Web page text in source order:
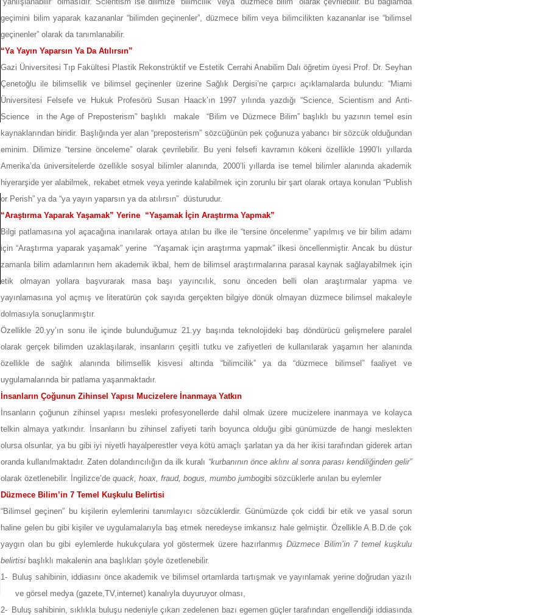
geçimini bilim yaparak kazananlar “bilimden geçinenler”, düzmece bilim veya bilimcilikten kazananlar ise “bilimsel
geçinenler” olarak da tanımlanabilir.
“Ya Yayın Yaparsın Ya Da Atılırsın”
Gazi Üniversitesi Tıp Fakültesi Plastik Rekonstrüktif ve Estetik Cerrahi Anabilim Dalı öğretim üyesi Prof. Dr. Seyhan
Çenetoğlu ile bilimsellik ve bilimsel geçinenler üzerine Sağlık Dergisi’ne çarpıcı açıklamalarda bulundu: “Miami
Üniversitesi Felsefe ve Hukuk Profesörü Susan Haack’ın 1997 yılında yazdığı “Science, Scientism and Anti-
Science in the Age of Preposterism” başlıklı makale “Bilim ve Düzmece Bilim” başlıklı bu yazının temel esin
kaynaklarından biridir. Başlığında yer alan “preposterism” sözcüğünün pek çoğunuza yabancı bir sözcük olduğundan
eminim. Dilimize “tersine önceleme” olarak çevrilebilir. Bu yeni felsefi kavramın kökeni özellikle 1990’lı yıllarda
Amerika’da üniversitelerde özellikle sosyal bilimler alanında, 2000’li yıllarda ise temel bilimler alanında akademik
hiyerarşide yer alabilmek, rekabet etmek veya yerinde kalabilmek için zorunlu bir şart olarak ortaya konulan “Publish
or Perish” ya da “ya yayın yaparsın ya da atılırsın” düsturudur.
“Araştırma Yaparak Yaşamak” Yerine “Yaşamak İçin Araştırma Yapmak”
Bilgi patlamasına yol açacağına inanılarak ortaya atılan bu ilke ile “tersine öncelenme” yapılmış ve bir bilim adamı
için “Araştırma yaparak yaşamak” yerine “Yaşamak için araştırma yapmak” ilkesi öncellenmiştir. Ancak bu düstur
zamanla bilim adamlarının hem akademik ikbal, hem de bilimsel araştırmalarına parasal kaynak sağlayabilmek için
etik olmayan yollara başvurarak masa başı yayıncılık, sonu önceden belli olan araştırmalar yapma ve
yayınlamasına yol açmış ve literatürün çok sayıda gerçekten bilgiye dönük olmayan düzmece bilimsel makaleyle
dolmasıyla sonuçlanmıştır.
Özellikle 20.yy’ın sonu ile içinde bulunduğumuz 21.yy başında teknolojideki baş döndürücü gelişmelere paralel
olarak gerçek bilimden uzaklaşılarak, insanların çeşitli tutku ve zafiyetleri de kullanılarak yaşamın her alanında
özellikle de sağlık alanında bilimsellik kisvesi altında “bilimcilik” ya da “düzmece bilimsel” faaliyet ve
uygulamalarında bir patlama yaşanmaktadır.
İnsanların Çoğunun Zihinsel Yapısı Mucizelere İnanmaya Yatkın
İnsanların çoğunun zihinsel yapısı mesleki profesyonellerde dahil olmak üzere mucizelere inanmaya ve kolayca
telkin almaya yatkındır. İnsanların bu zihinsel zafiyeti tarih boyunca olduğu gibi günümüzde de hangi meslekten
olursa olsunlar, ya bu gibi iyi niyetli hayalperestler veya kötü amaçlı şarlatan ya da her ikisi tarafından giderek artan
oranda kullanılmaktadır. Zaten dolandırıcılığın da ilk kuralı “kurbanının önce aklını al sonra parası kendiliğinden gelir”
olarak özetlenebilir. İngilizce’de quack, hoax, fraud, bogus, mumbo jumbogibi sözcüklerle anılan bu eylemler
Düzmece Bilim’in 7 Temel Kuşkulu Belirtisi
“Bilimsel geçinen” bu kişilerin eylemlerini tanımlayıcı sözcüklerdir. Günümüzde çok ciddi bir etik ve yasal sorun
haline gelen bu gibi kişiler ve uygulamalarıyla baş etmek neredeyse imkansız hale gelmiştir. Özellikle A.B.D.de çok
yaygın olan bu gibi eylemlerde hukukçulara yol göstermek üzere hazırlanmışDüzmece Bilim’in 7 temel kuşkulu
belirtisi başlıklı makalenin ana başlıkları şöyle özetlenebilir.
1-
Buluş sahibinin, iddiasını önce akademik ve bilimsel ortamlarda tartışmak ve yayınlamak yerine doğrudan yazılı
ve görsel medya (gazete,TV,internet) kanalıyla duyuruyor olması,
2- Buluş sahibinin, sıklıkla buluşu nedeniyle çıkarı zedelenen bazı egemen güçler tarafından engellendiği iddiasında